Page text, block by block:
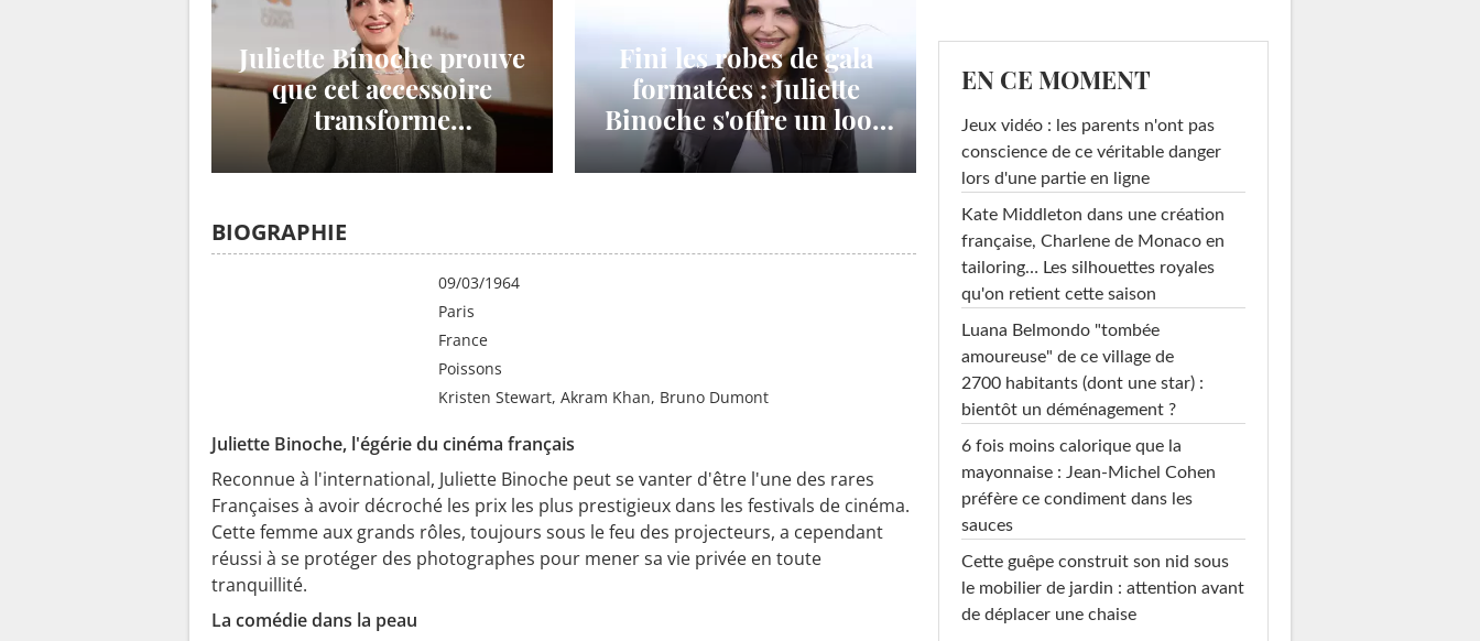
Juliette Binoche prouve
que cet accessoire
transforme
instantanément
n'importe quelle tenue
Fini les robes de gala
formatées : Juliette
Binoche s'offre un look
inattendu sur tapis
rouge et bouscule les
BIOGRAPHIE
09/03/1964
Paris
France
Poissons
Kristen Stewart, Akram Khan, Bruno Dumont
Juliette Binoche, l'égérie du cinéma français
Reconnue à l'international, Juliette Binoche peut se vanter d'être l'une des rares
Françaises à avoir décroché les prix les plus prestigieux dans les festivals de cinéma.
Cette femme aux grands rôles, toujours sous le feu des projecteurs, a cependant
réussi à se protéger des photographes pour mener sa vie privée en toute
tranquillité.
La comédie dans la peau
EN CE MOMENT
Jeux vidéo : les parents n'ont pas
conscience de ce véritable danger
lors d'une partie en ligne
Kate Middleton dans une création
française, Charlene de Monaco en
tailoring… Les silhouettes royales
qu'on retient cette saison
Luana Belmondo "tombée
amoureuse" de ce village de
2700 habitants (dont une star) :
bientôt un déménagement ?
6 fois moins calorique que la
mayonnaise : Jean-Michel Cohen
préfère ce condiment dans les
sauces
Cette guêpe construit son nid sous
le mobilier de jardin : attention avant
de déplacer une chaise